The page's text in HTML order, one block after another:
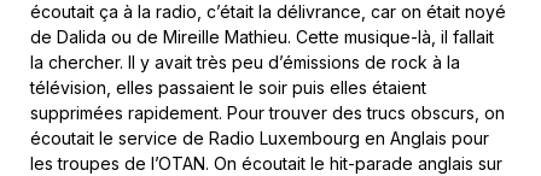
écoutait ça à la radio, c’était la délivrance, car on était noyé
de Dalida ou de Mireille Mathieu. Cette musique-là, il fallait
la chercher. Il y avait très peu d’émissions de rock à la
télévision, elles passaient le soir puis elles étaient
supprimées rapidement. Pour trouver des trucs obscurs, on
écoutait le service de Radio Luxembourg en Anglais pour
les troupes de l’OTAN. On écoutait le hit-parade anglais sur